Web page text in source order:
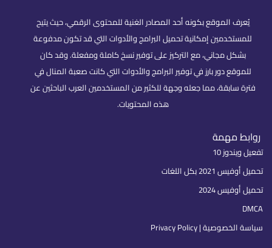
يُعرف الموقع بكونه أحد المصادر الغنية للمحتوى الرقمي، حيث يتيح
للمستخدمين إمكانية تحميل البرامج والأدوات التي قد تكون مدفوعة
بشكل مجاني، مع التركيز على توفير نسخ كاملة ومفعلة. وقد كان
للموقع دور بارز في توفير البرامج والأدوات التي كانت صعبة المنال في
فترة سابقة، مما جعله وجهة للكثير من المستخدمين العرب الباحثين عن
هذه المحتويات.
روابط مهمة
تفعيل ويندوز 10
تحميل أوفيس 2021 بكل اللغات
تحميل أوفيس 2024
DMCA
سياسة الخصوصية | Privacy Policy